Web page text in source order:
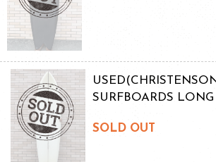
SURFBOARDS LONG
SOLD OUT